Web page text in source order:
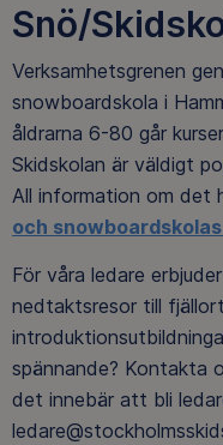
Snö/
Verksamhetsgrenen
snowboardskola i
åldrarna 6-80 går
Skidskolan är väldigt
All information om det
och
För våra ledare
nedtaktsresor till
spännande? Kontakta
det innebär att bli